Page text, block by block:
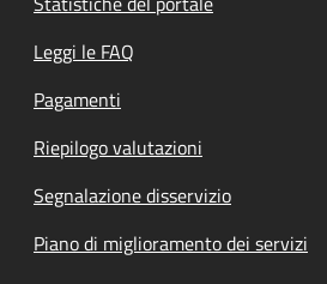
Leggi le FAQ
Pagamenti
Riepilogo valutazioni
Segnalazione disservizio
Piano di miglioramento dei servizi